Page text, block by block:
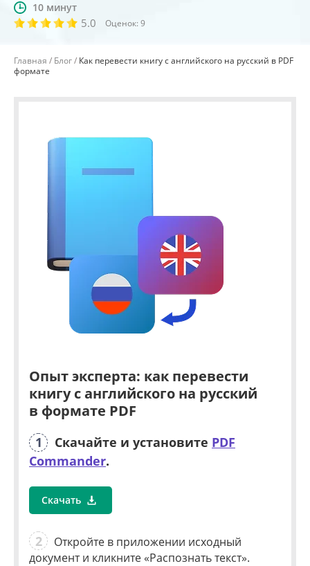
10 минут
5.0 Оценок:9
Главная Блог
Как перевести книгу с английского на русский в PDF
формате
Опыт эксперта: как перевести
книгу с английского на русский
в формате PDF
1 Скачайте и установите PDF
Commander.
Скачать
2
Откройте в приложении исходный
документ и кликните «Распознать текст».